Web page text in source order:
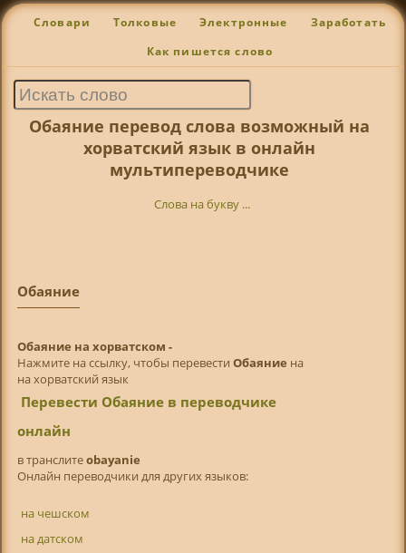
Словари Толковые Электронные Заработать
Как пишется слово
Обаяние перевод слова возможный на
хорватский язык в онлайн
мультипереводчике
Слова на букву ...
Обаяние
Обаяние на хорватском -
Нажмите на ссылку, чтобы перевести Обаяние на
на хорватский язык
Перевести Обаяние в переводчике
онлайн
в транслитeobayanie
Онлайн переводчики для других языков:
на чешском
на датском